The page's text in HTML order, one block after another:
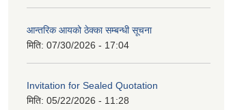
आन्तरिक आयको ठेक्का सम्बन्धी सूचना
मिति: 07/30/2026 - 17:04
Invitation for Sealed Quotation
मिति: 05/22/2026 - 11:28